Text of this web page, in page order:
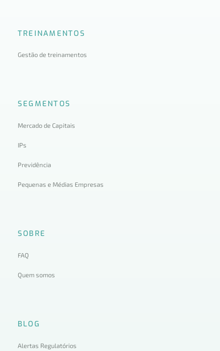
TREINAMENTOS
Gestão de treinamentos
SEGMENTOS
Mercado de Capitais
IPs
Previdência
Pequenas e Médias Empresas
SOBRE
FAQ
Quem somos
BLOG
Alertas Regulatórios